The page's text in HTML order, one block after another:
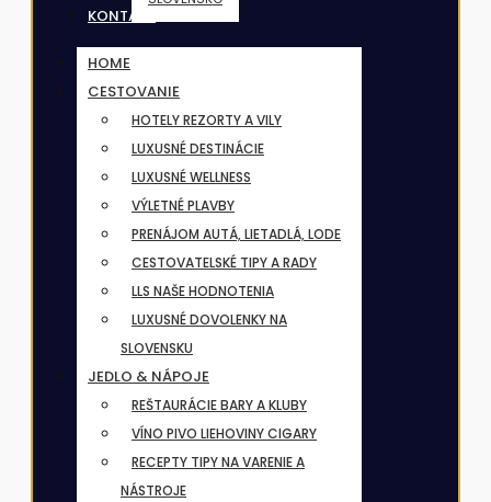
KONTAKT
HOME
CESTOVANIE
HOTELY REZORTY A VILY
LUXUSNÉ DESTINÁCIE
LUXUSNÉ WELLNESS
VÝLETNÉ PLAVBY
PRENÁJOM AUTÁ, LIETADLÁ, LODE
CESTOVATELSKÉ TIPY A RADY
LLS NAŠE HODNOTENIA
LUXUSNÉ DOVOLENKY NA
SLOVENSKU
JEDLO & NÁPOJE
REŠTAURÁCIE BARY A KLUBY
VÍNO PIVO LIEHOVINY CIGARY
RECEPTY TIPY NA VARENIE A
NÁSTROJE